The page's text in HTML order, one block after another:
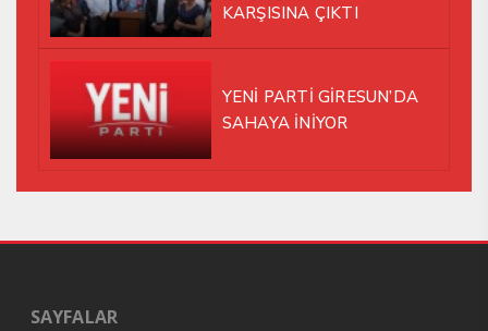
KARŞISINA ÇIKTI
YENİ PARTİ GİRESUN’DA
SAHAYA İNİYOR
SAYFALAR